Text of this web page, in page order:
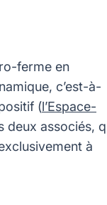
ferme en
c’est-à-
(l’Espace-
deux associés,
à